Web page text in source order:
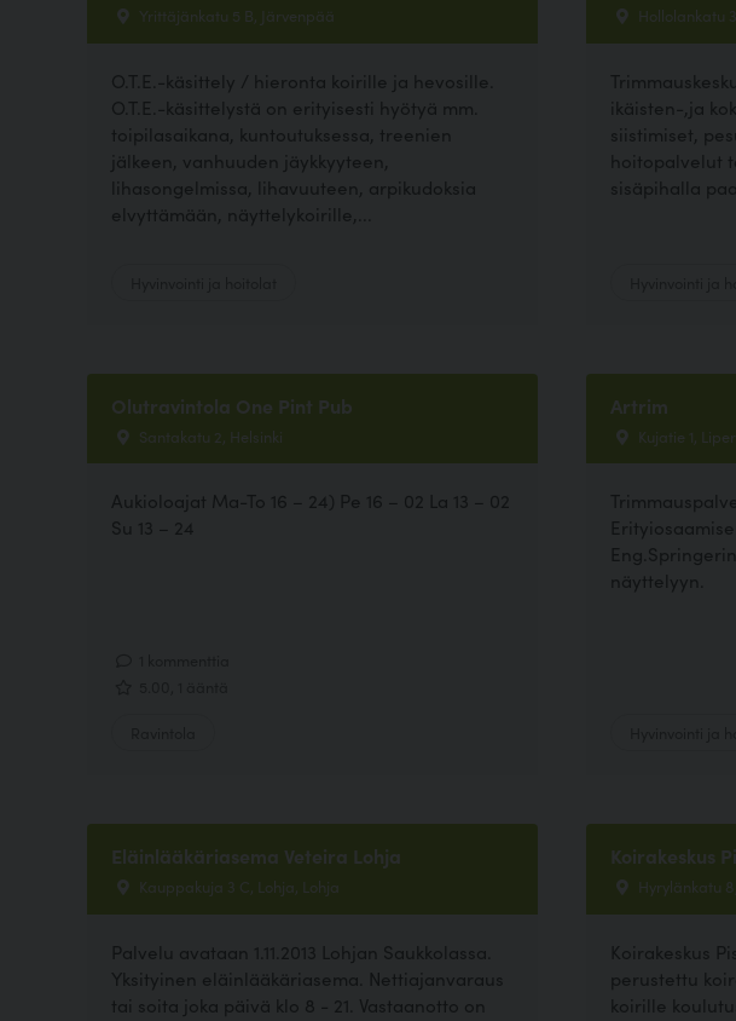
Yrittäjänkatu 5 B, Järvenpää
O.T.E.-käsittely / hieronta koirille ja hevosille.
O.T.E.-käsittelystä on erityisesti hyötyä mm.
toipilasaikana, kuntoutuksessa, treenien
jälkeen, vanhuuden jäykkyyteen,
lihasongelmissa, lihavuuteen, arpikudoksia
elvyttämään, näyttelykoirille,...
Hollolankatu
ikäisten-,ja
siistimiset,
hoitopalvelut
sisäpihalla
Olutravintola One Pint Pub
Santakatu 2, Helsinki
Aukioloajat Ma-To 16 – 24) Pe 16 – 02 La 13 – 02
Su 13 – 24
Artrim
Kujatie 1,
näyttelyyn.
Eläinlääkäriasema Veteira Lohja
Kauppakuja 3 C, Lohja, Lohja
Palvelu avataan 1.11.2013 Lohjan Saukkolassa.
Yksityinen eläinlääkäriasema. Nettiajanvaraus
tai soita joka päivä klo 8 - 21. Vastaanotto on
Koirakeskus
Hyrylänkatu
Koirakeskus
perustettu
koirille